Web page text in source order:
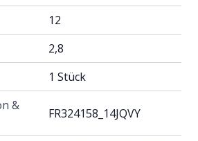
12
2,8
1 Stück
&
FR324158_14JQVY